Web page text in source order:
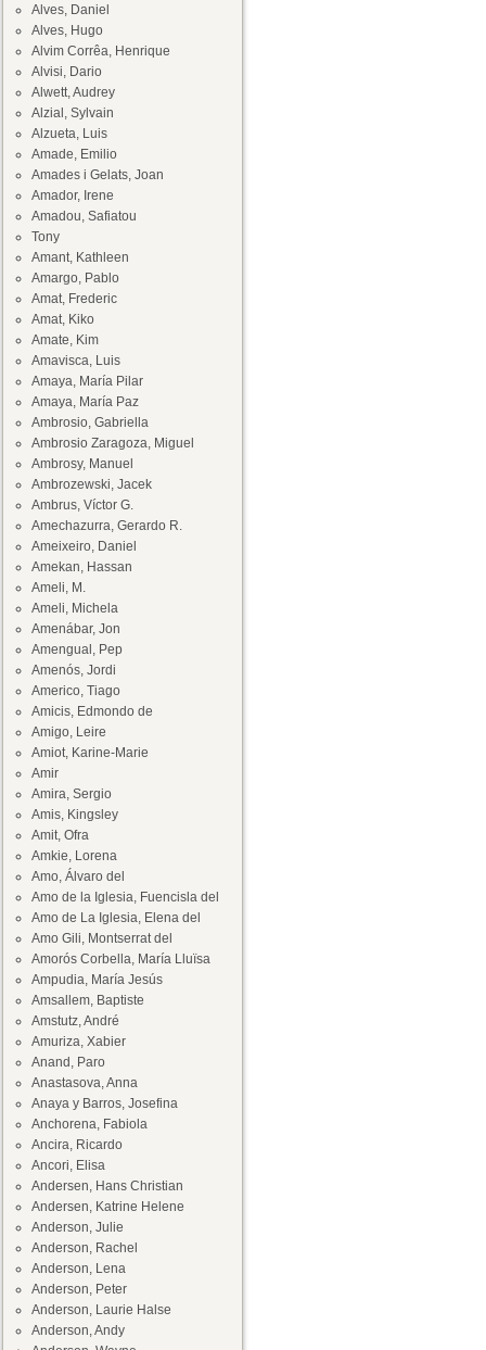
Alves, Daniel
Alves, Hugo
Alvim Corrêa, Henrique
Alvisi, Dario
Alwett, Audrey
Alzial, Sylvain
Alzueta, Luis
Amade, Emilio
Amades i Gelats, Joan
Amador, Irene
Amadou, Safiatou
Tony
Amant, Kathleen
Amargo, Pablo
Amat, Frederic
Amat, Kiko
Amate, Kim
Amavisca, Luis
Amaya, María Pilar
Amaya, María Paz
Ambrosio, Gabriella
Ambrosio Zaragoza, Miguel
Ambrosy, Manuel
Ambrozewski, Jacek
Ambrus, Víctor G.
Amechazurra, Gerardo R.
Ameixeiro, Daniel
Amekan, Hassan
Ameli, M.
Ameli, Michela
Amenábar, Jon
Amengual, Pep
Amenós, Jordi
Americo, Tiago
Amicis, Edmondo de
Amigo, Leire
Amiot, Karine-Marie
Amir
Amira, Sergio
Amis, Kingsley
Amit, Ofra
Amkie, Lorena
Amo, Álvaro del
Amo de la Iglesia, Fuencisla del
Amo de La Iglesia, Elena del
Amo Gili, Montserrat del
Amorós Corbella, María Lluïsa
Ampudia, María Jesús
Amsallem, Baptiste
Amstutz, André
Amuriza, Xabier
Anand, Paro
Anastasova, Anna
Anaya y Barros, Josefina
Anchorena, Fabiola
Ancira, Ricardo
Ancori, Elisa
Andersen, Hans Christian
Andersen, Katrine Helene
Anderson, Julie
Anderson, Rachel
Anderson, Lena
Anderson, Peter
Anderson, Laurie Halse
Anderson, Andy